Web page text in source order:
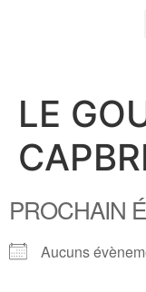
LE
PROCHAIN
Aucuns